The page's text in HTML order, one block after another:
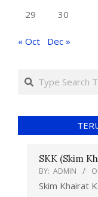
29
30
« Oct Dec »
SKK (Skim
BY: ADMIN
Skim Khairat